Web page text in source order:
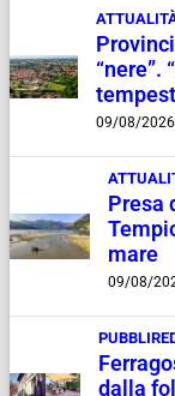
“nere”.
09/08/2026
Presa
mare
09/08/
dalla